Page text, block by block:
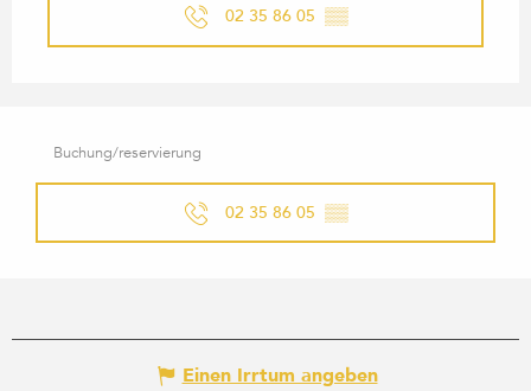
02 35 86 05 ▒▒
Buchung/reservierung
02 35 86 05 ▒▒
Einen Irrtum angeben